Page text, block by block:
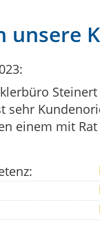
unsere
sehr
einem mit